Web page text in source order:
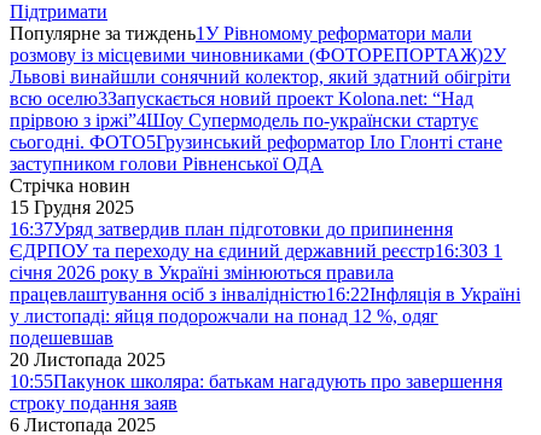
Підтримати
Популярне за тиждень1У Рівномому реформатори мали
розмову із місцевими чиновниками (ФОТОРЕПОРТАЖ)2У
Львові винайшли сонячний колектор, який здатний обігріти
всю оселю3Запускається новий проект Kolona.net: “Над
прірвою з іржі”4Шоу Супермодель по-українски стартує
сьогодні. ФОТО5Грузинський реформатор Іло Глонті стане
заступником голови Рівненської ОДА
Стрічка новин
15 Грудня 2025
16:37Уряд затвердив план підготовки до припинення
ЄДРПОУ та переходу на єдиний державний реєстр16:30З 1
січня 2026 року в Україні змінюються правила
працевлаштування осіб з інвалідністю16:22Інфляція в Україні
у листопаді: яйця подорожчали на понад 12 %, одяг
подешевшав
20 Листопада 2025
10:55Пакунок школяра: батькам нагадують про завершення
строку подання заяв
6 Листопада 2025